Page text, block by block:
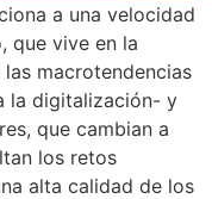
a una velocidad
que vive en la
macrotendencias
la digitalización- y
que cambian a
los retos
alta calidad de los